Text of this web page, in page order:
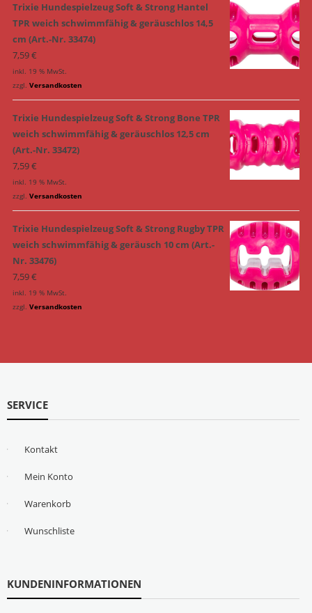
Trixie Hundespielzeug Soft & Strong Hantel
TPR weich schwimmfähig & geräuschlos 14,5
cm (Art.-Nr. 33474)
7,59€
inkl. 19 % MwSt.
zzgl. Versandkosten
Trixie Hundespielzeug Soft & Strong Bone TPR
weich schwimmfähig & geräuschlos 12,5 cm
(Art.-Nr. 33472)
7,59€
inkl. 19 % MwSt.
zzgl. Versandkosten
Trixie Hundespielzeug Soft & Strong Rugby TPR
weich schwimmfähig & geräusch 10 cm (Art.-
Nr. 33476)
7,59€
inkl. 19 % MwSt.
zzgl. Versandkosten
SERVICE
Kontakt
Mein Konto
Warenkorb
Wunschliste
KUNDENINFORMATIONEN